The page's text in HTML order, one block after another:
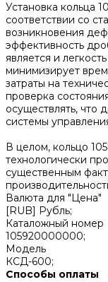
Установка кольца
соответствии со
возникновения
эффективность
является и
минимизирует
затраты на
проверка
осуществлять, что
системы
В целом, кольцо
технологически
существенным
Валюта для "Цена"
[RUB] Рубль;
Каталожный номер
105920000000;
Модель
КСД-600;
Способы оплаты